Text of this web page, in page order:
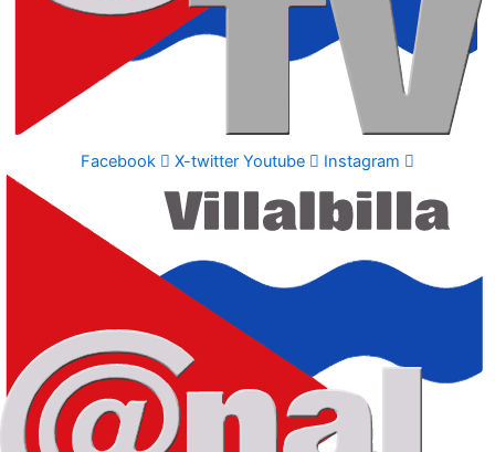
Facebook X-twitter Youtube Instagram